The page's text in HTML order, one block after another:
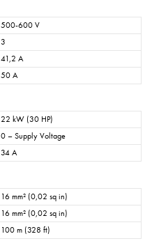
500-600 V
3
41,2 A
50 A
22 kW (30 HP)
0 – Supply Voltage
34 A
16 mm² (0,02 sq in)
16 mm² (0,02 sq in)
100 m (328 ft)